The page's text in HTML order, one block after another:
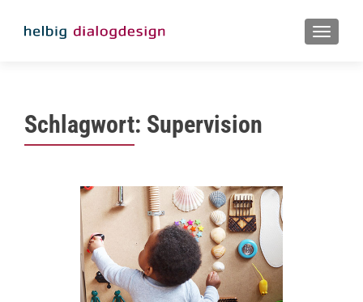
MENU
Schlagwort: Supervision